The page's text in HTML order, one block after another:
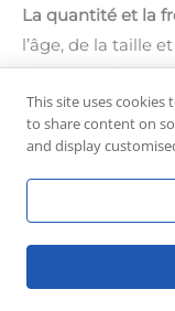
La quantité et la
l’âge, de la taille
chien. Les chiots
tandis que les
deux fois par
consulter un
alimentaires
tableau plus bas).
This site uses
to share content on
and display